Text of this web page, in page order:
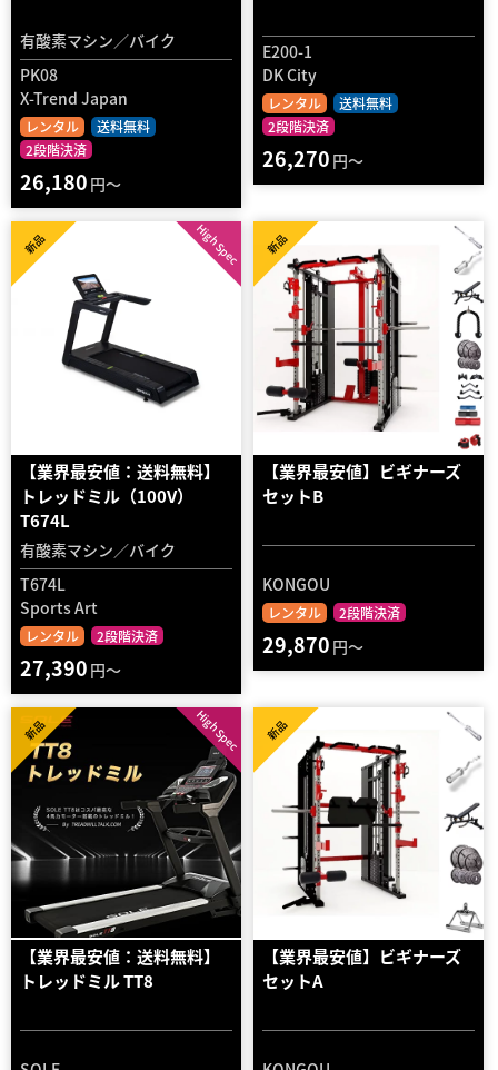
有酸素マシン／バイク
PK08
X-Trend Japan
レンタル
送料無料
2段階決済
26,180 円～
E200-1
DK City
レンタル
送料無料
2段階決済
26,270 円～
【業界最安値：送料無料】
トレッドミル（100V）
T674L
有酸素マシン／バイク
T674L
Sports Art
レンタル 2段階決済
High Spec
新品
27,390 円～
【業界最安値】ビギナーズ
セットB
KONGOU
レンタル 2段階決済
新品
29,870 円～
【業界最安値：送料無料】
トレッドミル TT8
High Spec
新品
【業界最安値】ビギナーズ
セットA
新品